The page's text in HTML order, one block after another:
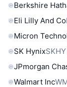
Berkshire
Eli Lilly And Co
Micron
SK HynixSKHY
JPmorgan
Walmart Inc